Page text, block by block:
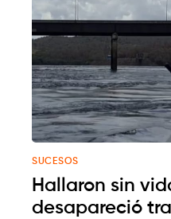
SUCESOS
Hallaron sin
desapareció